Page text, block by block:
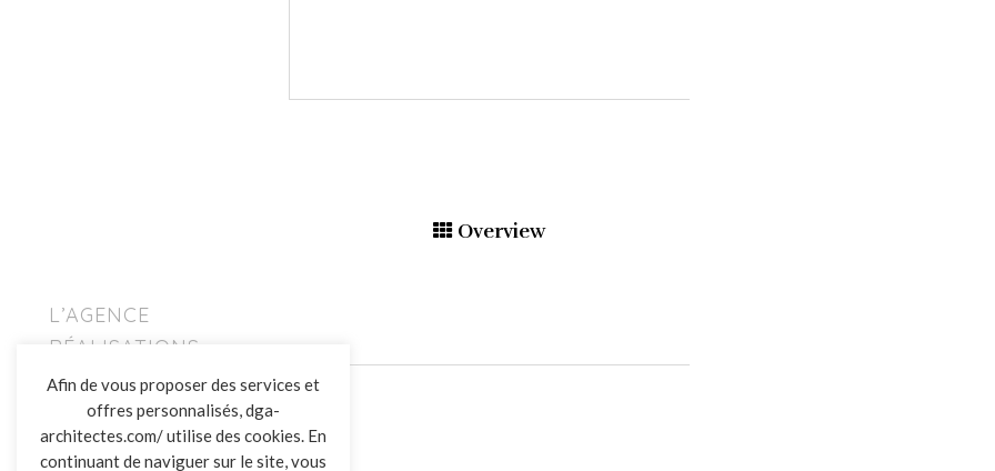
L’AGENCE
RÉALISATIONS
ACTUALITÉS
CONTACT
Overview
Afin de vous proposer des services et
offres personnalisés, dga-
architectes.com/ utilise des cookies. En
continuant de naviguer sur le site, vous